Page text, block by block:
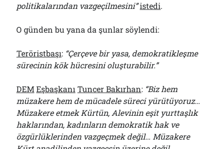
politikalarından vazgeçilmesini”istedi.
O günden bu yana da şunlar söylendi:
Teröristbaşı: “Çerçeve bir yasa, demokratikleşme
sürecinin kök hücresini oluşturabilir.”
DEMEşbaşkanı Tuncer Bakırhan: “Biz hem
müzakere hem de mücadele süreci yürütüyoruz…
Müzakere etmek Kürtün, Alevinin eşit yurttaşlık
haklarından, kadınların demokratik hak ve
özgürlüklerinden vazgeçmek değil… Müzakere